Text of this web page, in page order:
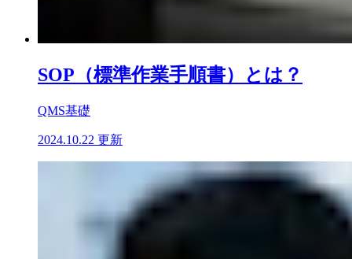
SOP（標準作業手順書）とは？
QMS基礎
2024.10.22 更新